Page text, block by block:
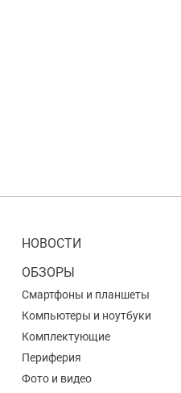
НОВОСТИ
ОБЗОРЫ
Смартфоны и планшеты
Компьютеры и ноутбуки
Комплектующие
Периферия
Фото и видео